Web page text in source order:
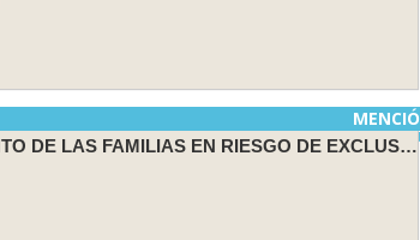
MENCIÓ
EQUIPO SOCIOEDUCATIVO DE SEGUIMIENTO DE LAS FAMILIAS EN RIESGO DE EXCLUSIÓN SOCIAL